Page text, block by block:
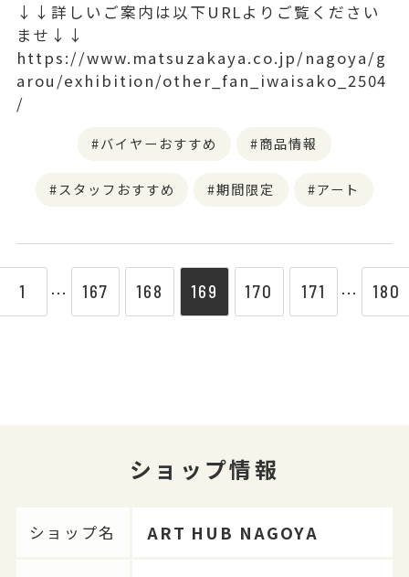
↓↓詳しいご案内は以下URLよりご覧ください
ませ↓↓
https://www.matsuzakaya.co.jp/nagoya/g
arou/exhibition/other_fan_iwaisako_2504
/
バイヤーおすすめ 商品情報
スタッフおすすめ 期間限定 アート
1 ⋯ 167 168 169 170 171 ⋯ 180
ショップ情報
ショップ名 ART HUB NAGOYA